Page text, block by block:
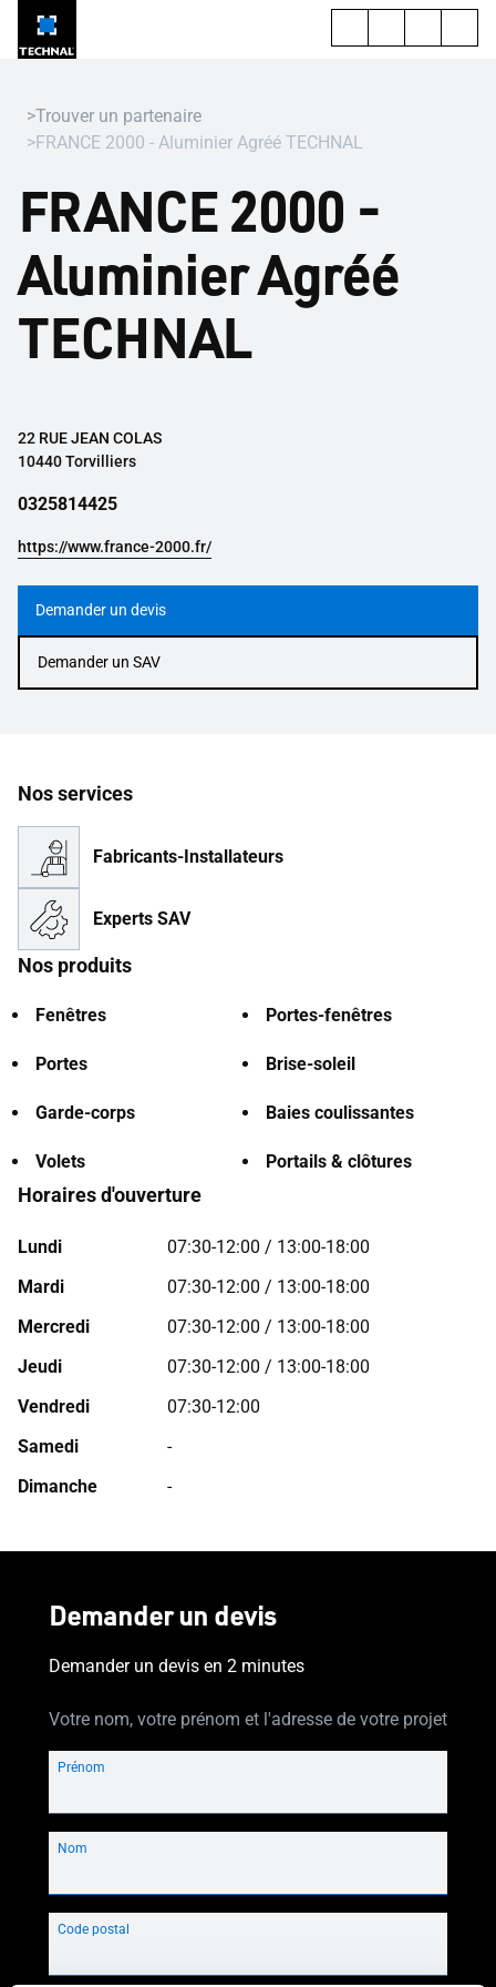
Trouver un partenaire
FRANCE 2000 - Aluminier Agréé TECHNAL
FRANCE 2000 -
Aluminier Agréé
TECHNAL
22 RUE JEAN COLAS
10440 Torvilliers
0325814425
https://www.france-2000.fr/
Demander un devis
Demander un SAV
Nos services
Fabricants-Installateurs
Experts SAV
Nos produits
Fenêtres Portes-fenêtres
Portes Brise-soleil
Garde-corps Baies coulissantes
Volets Portails & clôtures
Horaires d'ouverture
Lundi
07:30-12:00 / 13:00-18:00
Mardi
07:30-12:00 / 13:00-18:00
Mercredi
07:30-12:00 / 13:00-18:00
Jeudi
07:30-12:00 / 13:00-18:00
Vendredi
07:30-12:00
Samedi
-
Dimanche
-
Demander un devis
Demander un devis en 2 minutes
Votre nom, votre prénom et l'adresse de votre projet
Prénom
Nom
Code postal